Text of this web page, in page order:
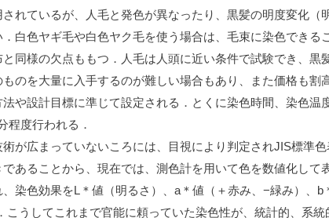
れているが、人毛と発色が異なったり、黒髪の明度変化
白色ヤギ毛や白色ヤク毛を使う場合は、毛束に染色でき
同様の欠点ももつ．人毛は人頭に近い条件で試験でき、
のを大量に入手するのが難しい場合もあり、また価格も割
や設計目標に準じて設定される．とくに染色時間、染色
程度行われる．
が広まっていないころには、目視により判定されJIS標準
あることから、現在では、測色計を用いて色を数値化して
染色効果をL＊値（明るさ）、a＊値（＋赤み、−緑み）、
こうしてこれまで官能に頼っていた染色性が、統計的、系